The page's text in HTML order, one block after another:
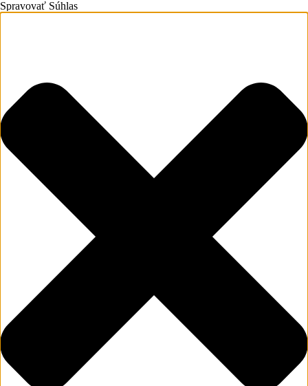
Spravovať Súhlas